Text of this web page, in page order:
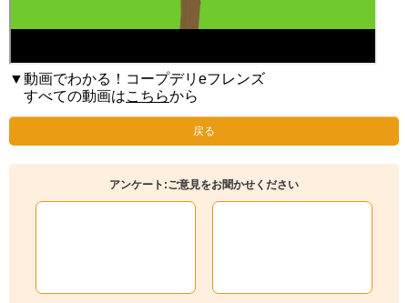
▼動画でわかる！コープデリeフレンズ
すべての動画はこちらから
戻る
アンケート:ご意見をお聞かせください